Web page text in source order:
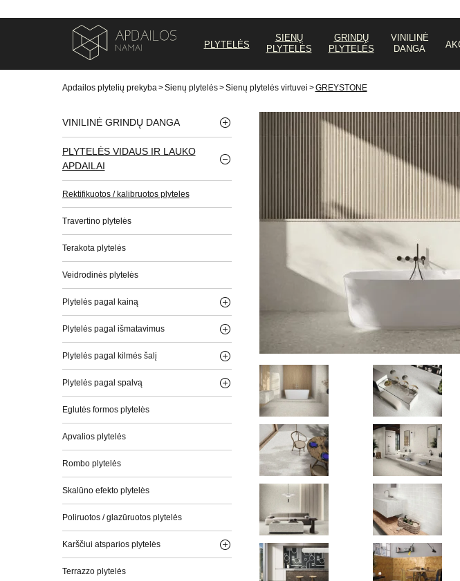
PLYTELĖS
SIENŲ
PLYTELĖS
GRINDŲ
PLYTELĖS
VINILINĖ
DANGA
Apdailos plytelių prekyba >Sienų plytelės>Sienų plytelės virtuvei >GREYSTONE
VINILINĖ GRINDŲ DANGA
PLYTELĖS VIDAUS IR LAUKO
APDAILAI
Rektifikuotos / kalibruotos plyteles
Travertino plytelės
Terakota plytelės
Veidrodinės plytelės
Plytelės pagal kainą
Plytelės pagal išmatavimus
Plytelės pagal kilmės šalį
Plytelės pagal spalvą
Eglutės formos plytelės
Apvalios plytelės
Rombo plytelės
Skalūno efekto plytelės
Poliruotos / glazūruotos plytelės
Karščiui atsparios plytelės
Terrazzo plytelės